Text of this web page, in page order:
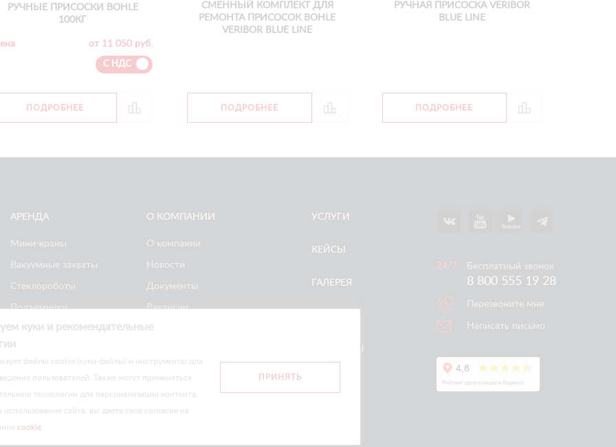
РУЧНЫЕ ПРИСОСКИ BOHLE
100КГ
от 11 050 руб.
С НДС
ПОДРОБНЕЕ
СМЕННЫЙ КОМПЛЕКТ ДЛЯ
РЕМОНТА ПРИСОСОК BOHLE
VERIBOR BLUE LINE
ПОДРОБНЕЕ
РУЧНАЯ ПРИСОСКА VERIBOR
BLUE LINE
ПОДРОБНЕЕ
АРЕНДА
Мини-краны
Вакуумные захваты
Стеклороботы
Подъемники
Ножничные
подъемники
О КОМПАНИИ
О компании
Новости
Документы
Вакансии
Реквизиты
конфиденциальности
УСЛУГИ
КЕЙСЫ
ГАЛЕРЕЯ
Бесплатный звонок
8 800 555 19 28
Перезвоните мне
Написать письмо
куки и рекомендательные
файлы cookie (куки-файлы) и инструменты для
пользователей. Также могут применяться
технологии для персонализации контента.
сайта, вы даете свое согласие на
cookie
ПРИНЯТЬ